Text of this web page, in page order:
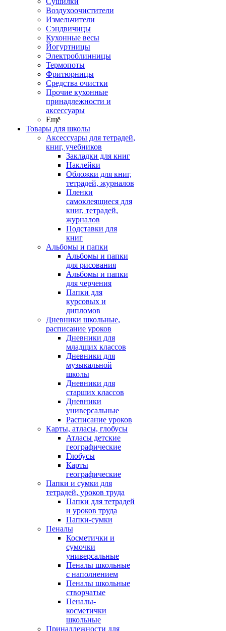
Воздухоочистители
Измельчители
Сэндвичицы
Кухонные весы
Йогуртницы
Электроблинницы
Термопоты
Фритюрницы
Средства очистки
Прочие кухонные
принадлежности и
аксессуары
Ещё
Товары для школы
Аксессуары для тетрадей,
книг, учебников
Закладки для книг
Наклейки
Обложки для книг,
тетрадей, журналов
Пленки
самоклеящиеся для
книг, тетрадей,
журналов
Подставки для
книг
Альбомы и папки
Альбомы и папки
для рисования
Альбомы и папки
для черчения
Папки для
курсовых и
дипломов
Дневники школьные,
расписание уроков
Дневники для
младщих классов
Дневники для
музыкальной
школы
Дневники для
старших классов
Дневники
универсальные
Расписание уроков
Карты, атласы, глобусы
Атласы детские
географические
Глобусы
Карты
географические
Папки и сумки для
тетрадей, уроков труда
Папки для тетрадей
и уроков труда
Папки-сумки
Пеналы
Косметички и
сумочки
универсальные
Пеналы школьные
с наполнением
Пеналы школьные
створчатые
Пеналы-
косметички
школьные
Принадлежности для